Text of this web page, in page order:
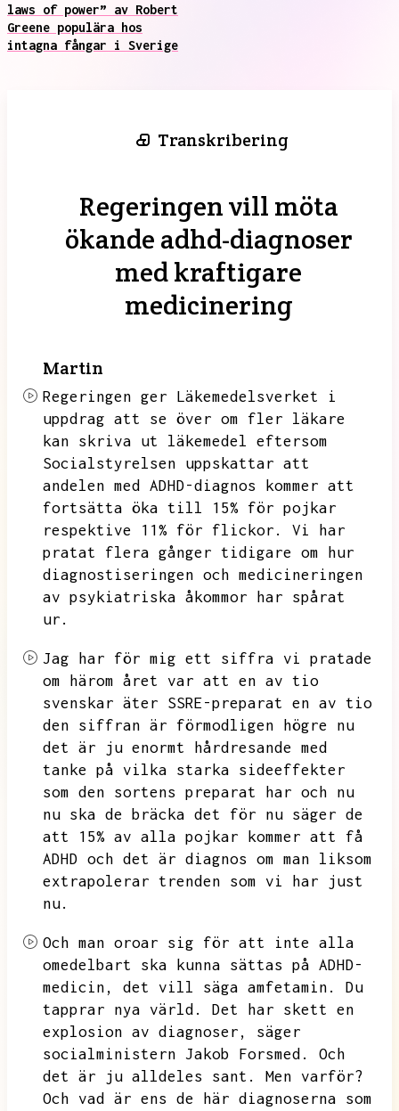
laws of power” av Robert
Greene populära hos
intagna fångar i Sverige
Transkribering
Regeringen vill möta
ökande adhd-diagnoser
med kraftigare
medicinering
Martin
Regeringen ger Läkemedelsverket i
uppdrag att se över om fler läkare
kan skriva ut läkemedel eftersom
Socialstyrelsen uppskattar att
andelen med ADHD-diagnos kommer att
fortsätta öka till 15% för pojkar
respektive
11% för flickor.
Vi har
pratat flera gånger tidigare om hur
diagnostiseringen och medicineringen
av psykiatriska åkommor har spårat
ur.
Jag har för mig ett siffra vi pratade
om härom året var att en av tio
svenskar äter SSRE-preparat en av tio
den siffran är förmodligen högre nu
det är ju enormt hårdresande med
tanke på vilka starka sideeffekter
som den sortens preparat har och nu
nu ska de bräcka det för nu säger de
att
15% av alla pojkar kommer att få
ADHD och det är diagnos om man liksom
extrapolerar trenden som vi har just
nu.
Och man oroar sig för att inte alla
omedelbart ska kunna sättas på ADHD-
medicin,
det vill säga amfetamin.
Du
tapprar nya värld.
Det har skett en
explosion av diagnoser,
säger
socialministern Jakob Forsmed. Och
det är ju alldeles sant.
Men varför?
Och vad är ens de här diagnoserna som